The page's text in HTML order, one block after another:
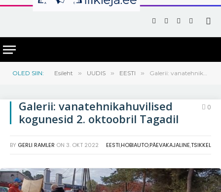
Facebook
X
(Twitter)
Instagram
YouTube
OLED SIIN: Esileht » UUDIS » EESTI » Galerii: vanatehnikahuvilised kogunesid 2. oktoobril Tagadil
Galerii: vanatehnikahuvilised
kogunesid 2. oktoobril Tagadil
0
BY GERLI RAMLER ON 3. OKT 2022 EESTI,HOBIAUTO,PÄEVAKAJALINE,TSIKKEL